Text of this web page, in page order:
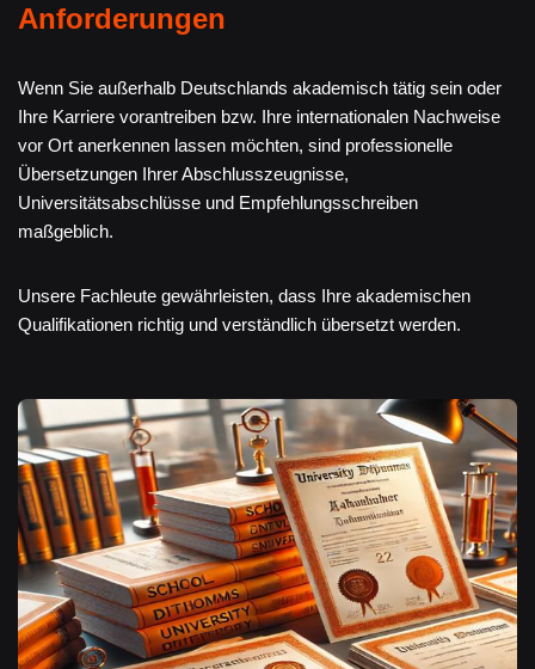
Anforderungen
Wenn Sie außerhalb Deutschlands akademisch tätig sein oder
Ihre Karriere vorantreiben bzw. Ihre internationalen Nachweise
vor Ort anerkennen lassen möchten, sind professionelle
Übersetzungen Ihrer Abschlusszeugnisse,
Universitätsabschlüsse und Empfehlungsschreiben
maßgeblich.
Unsere Fachleute gewährleisten, dass Ihre akademischen
Qualifikationen richtig und verständlich übersetzt werden.